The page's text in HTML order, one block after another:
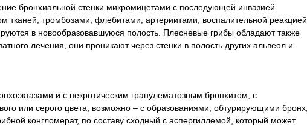
бронхиальной стенки микромицетами с последующей инвазией
тканей, тромбозами, флебитами, артериитами, воспалительной реакцией.
в новообразовавшуюся полость. Плесневые грибы обладают также
лечения, они проникают через стенки в полость других альвеол и
и с некротическим гранулематозным бронхитом, с
или серого цвета, возможно – с образованиями, обтурирующими бронх,
конгломерат, по составу сходный с аспергиллемой, который может